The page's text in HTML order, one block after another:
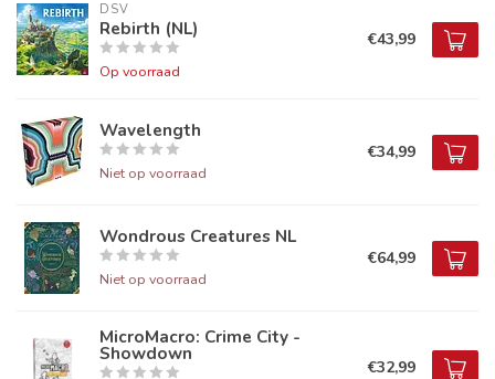
DSV
Rebirth (NL)
Op voorraad
€43,99
Wavelength
Niet op voorraad
€34,99
Wondrous Creatures NL
Niet op voorraad
€64,99
MicroMacro: Crime City -
Showdown
€32,99